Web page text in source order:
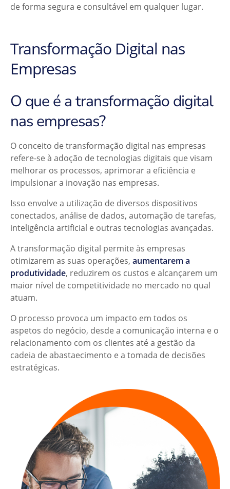
de forma segura e consultável em qualquer lugar.
Transformação Digital nas
Empresas
O que é a transformação digital
nas empresas?
O conceito de transformação digital nas empresas
refere-se à adoção de tecnologias digitais que visam
melhorar os processos, aprimorar a eficiência e
impulsionar a inovação nas empresas.
Isso envolve a utilização de diversos dispositivos
conectados, análise de dados, automação de tarefas,
inteligência artificial e outras tecnologias avançadas.
A transformação digital permite às empresas
otimizarem as suas operações, aumentarem a
produtividade, reduzirem os custos e alcançarem um
maior nível de competitividade no mercado no qual
atuam.
O processo provoca um impacto em todos os
aspetos do negócio, desde a comunicação interna e o
relacionamento com os clientes até a gestão da
cadeia de abastaecimento e a tomada de decisões
estratégicas.